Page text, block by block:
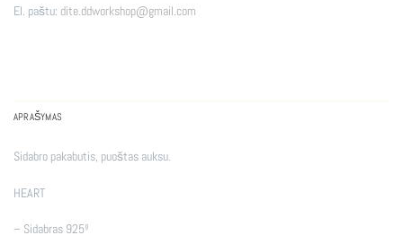
El. paštu: dite.ddworkshop@gmail.com
APRAŠYMAS
Sidabro pakabutis, puoštas auksu.
HEART
– Sidabras 925º